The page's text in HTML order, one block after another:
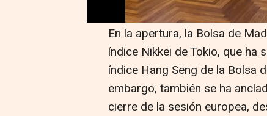
En la apertura, la Bolsa de
índice Nikkei de Tokio, que ha
índice Hang Seng de la Bolsa
embargo, también se ha
cierre de la sesión europea,